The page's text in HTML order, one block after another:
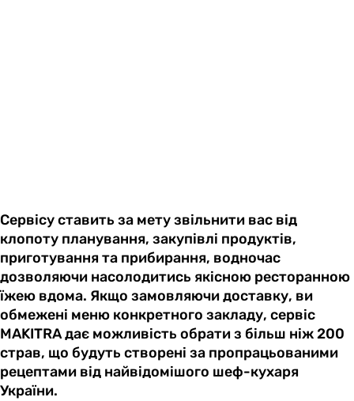
Сервісу ставить за мету звільнити вас від
клопоту планування, закупівлі продуктів,
приготування та прибирання, водночас
дозволяючи насолодитись якісною ресторанною
їжею вдома. Якщо замовляючи доставку, ви
обмежені меню конкретного закладу, сервіс
MAKITRA дає можливість обрати з більш ніж 200
страв, що будуть створені за пропрацьованими
рецептами від найвідомішого шеф-кухаря
України.